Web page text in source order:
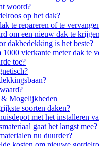
woord?
op het dak?
te repareren of te
om een nieuw dak te
dakbedekking is het beste?
vierkante meter dak te
toe?
Mogelijkheden
soorten daken?
met het installeren
gaat het langst mee?
nu duurder?